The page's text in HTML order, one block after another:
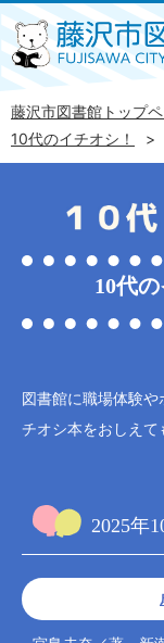
藤沢市図書館トップ
10代のイチオシ！
10代
図書館に職場体験
チオシ本をおしえて
2025年